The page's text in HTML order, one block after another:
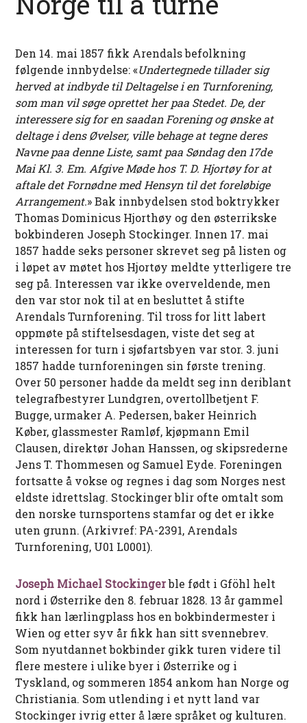
Den 14. mai 1857 fikk Arendals befolkning
følgende innbydelse: «Undertegnede tillader sig
herved at indbyde til Deltagelse i en Turnforening,
som man vil søge oprettet her paa Stedet. De, der
interessere sig for en saadan Forening og ønske at
deltage i dens Øvelser, ville behage at tegne deres
Navne paa denne Liste, samt paa Søndag den 17de
Mai Kl. 3. Em. Afgive Møde hos T. D. Hjortøy for at
aftale det Fornødne med Hensyn til det foreløbige
Arrangement.» Bak innbydelsen stod boktrykker
Thomas Dominicus Hjorthøy og den østerrikske
bokbinderen Joseph Stockinger. Innen 17. mai
1857 hadde seks personer skrevet seg på listen og
i løpet av møtet hos Hjortøy meldte ytterligere tre
seg på. Interessen var ikke overveldende, men
den var stor nok til at en besluttet å stifte
Arendals Turnforening. Til tross for litt labert
oppmøte på stiftelsesdagen, viste det seg at
interessen for turn i sjøfartsbyen var stor. 3. juni
1857 hadde turnforeningen sin første trening.
Over 50 personer hadde da meldt seg inn deriblant
telegrafbestyrer Lundgren, overtollbetjent F.
Bugge, urmaker A. Pedersen, baker Heinrich
Køber, glassmester Ramløf, kjøpmann Emil
Clausen, direktør Johan Hanssen, og skipsrederne
Jens T. Thommesen og Samuel Eyde. Foreningen
fortsatte å vokse og regnes i dag som Norges nest
eldste idrettslag. Stockinger blir ofte omtalt som
den norske turnsportens stamfar og det er ikke
uten grunn. (Arkivref: PA-2391, Arendals
Turnforening, U01 L0001).
Joseph Michael Stockingerble født i Gföhl helt
nord i Østerrike den 8. februar 1828. 13 år gammel
fikk han lærlingplass hos en bokbindermester i
Wien og etter syv år fikk han sitt svennebrev.
Som nyutdannet bokbinder gikk turen videre til
flere mestere i ulike byer i Østerrike og i
Tyskland, og sommeren 1854 ankom han Norge og
Christiania. Som utlending i et nytt land var
Stockinger ivrig etter å lære språket og kulturen.